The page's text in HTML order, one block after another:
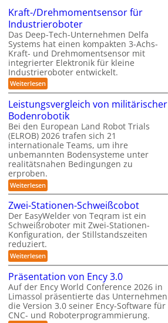
n
a
h
e
A
u
t
o
m
a
t
i
s
i
e
r
u
n
g
s
l
ö
s
n
g
e
n
f
2
0
2
6
-
s
t
e
m
m
p
a
k
t
e
s
3
D
-
S
t
e
r
o
-
K
a
m
e
r
a
s
t
e
Kraft-/Drehmomentsensor für
Industrieroboter
Das Deep-Tech-Unternehmen Delfa
Systems hat einen kompakten 3-Achs-
Kraft- und Drehmomentsensor mit
integrierter Elektronik für kleine
Industrieroboter entwickelt.
Weiterlesen:
K
a
f
t
-
/
D
r
e
h
m
o
e
n
t
s
e
n
s
o
f
ü
r
I
n
Leistungsvergleich von militärischer
Bodenrobotik
Bei den European Land Robot Trials
(ELROB) 2026 trafen sich 21
internationale Teams, um ihre
unbemannten Bodensysteme unter
realitätsnahen Bedingungen zu
erproben.
Weiterlesen:
L
e
i
s
t
u
g
s
v
e
r
g
l
e
i
Zwei-Stationen-Schweißcobot
Der EasyWelder von Teqram ist ein
Schweißroboter mit Zwei-Stationen-
Konfiguration, der Stillstandszeiten
reduziert.
Weiterlesen:
Z
w
e
i
-
S
t
a
Präsentation von Ency 3.0
Auf der Ency World Conference 2026 in
Limassol präsentierte das Unternehmen
die Version 3.0 seiner Ency-Software für
CNC- und Roboterprogrammierung.